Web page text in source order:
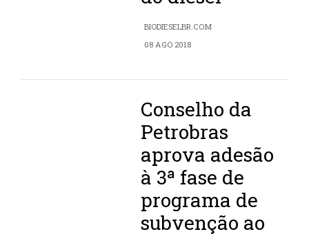
BIODIESELBR.COM
08 AGO 2018
Conselho da
Petrobras
aprova adesão
à 3ª fase de
programa de
subvenção ao